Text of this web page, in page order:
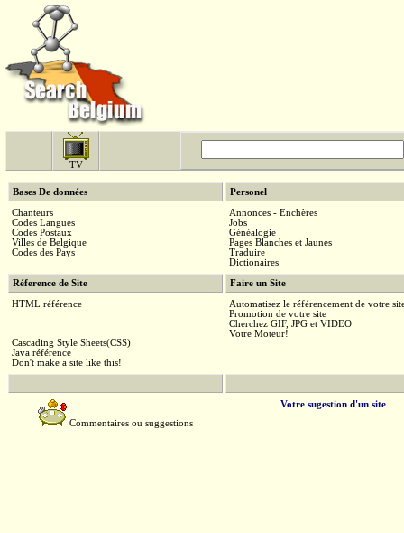
TV
Bases De données Personel
Chanteurs
Codes Langues
Codes Postaux
Villes de Belgique
Codes des Pays
Annonces - Enchères
Jobs
Généalogie
Pages Blanches et Jaunes
Traduire
Dictionaires
Réference de Site Faire un Site
HTML référence
Cascading Style Sheets(CSS)
Java référence
Don't make a site like this!
Automatisez le référencement de votre
Promotion de votre site
Cherchez GIF, JPG et VIDEO
Votre Moteur!
Commentaires ou suggestions
Votre sugestion d'un site